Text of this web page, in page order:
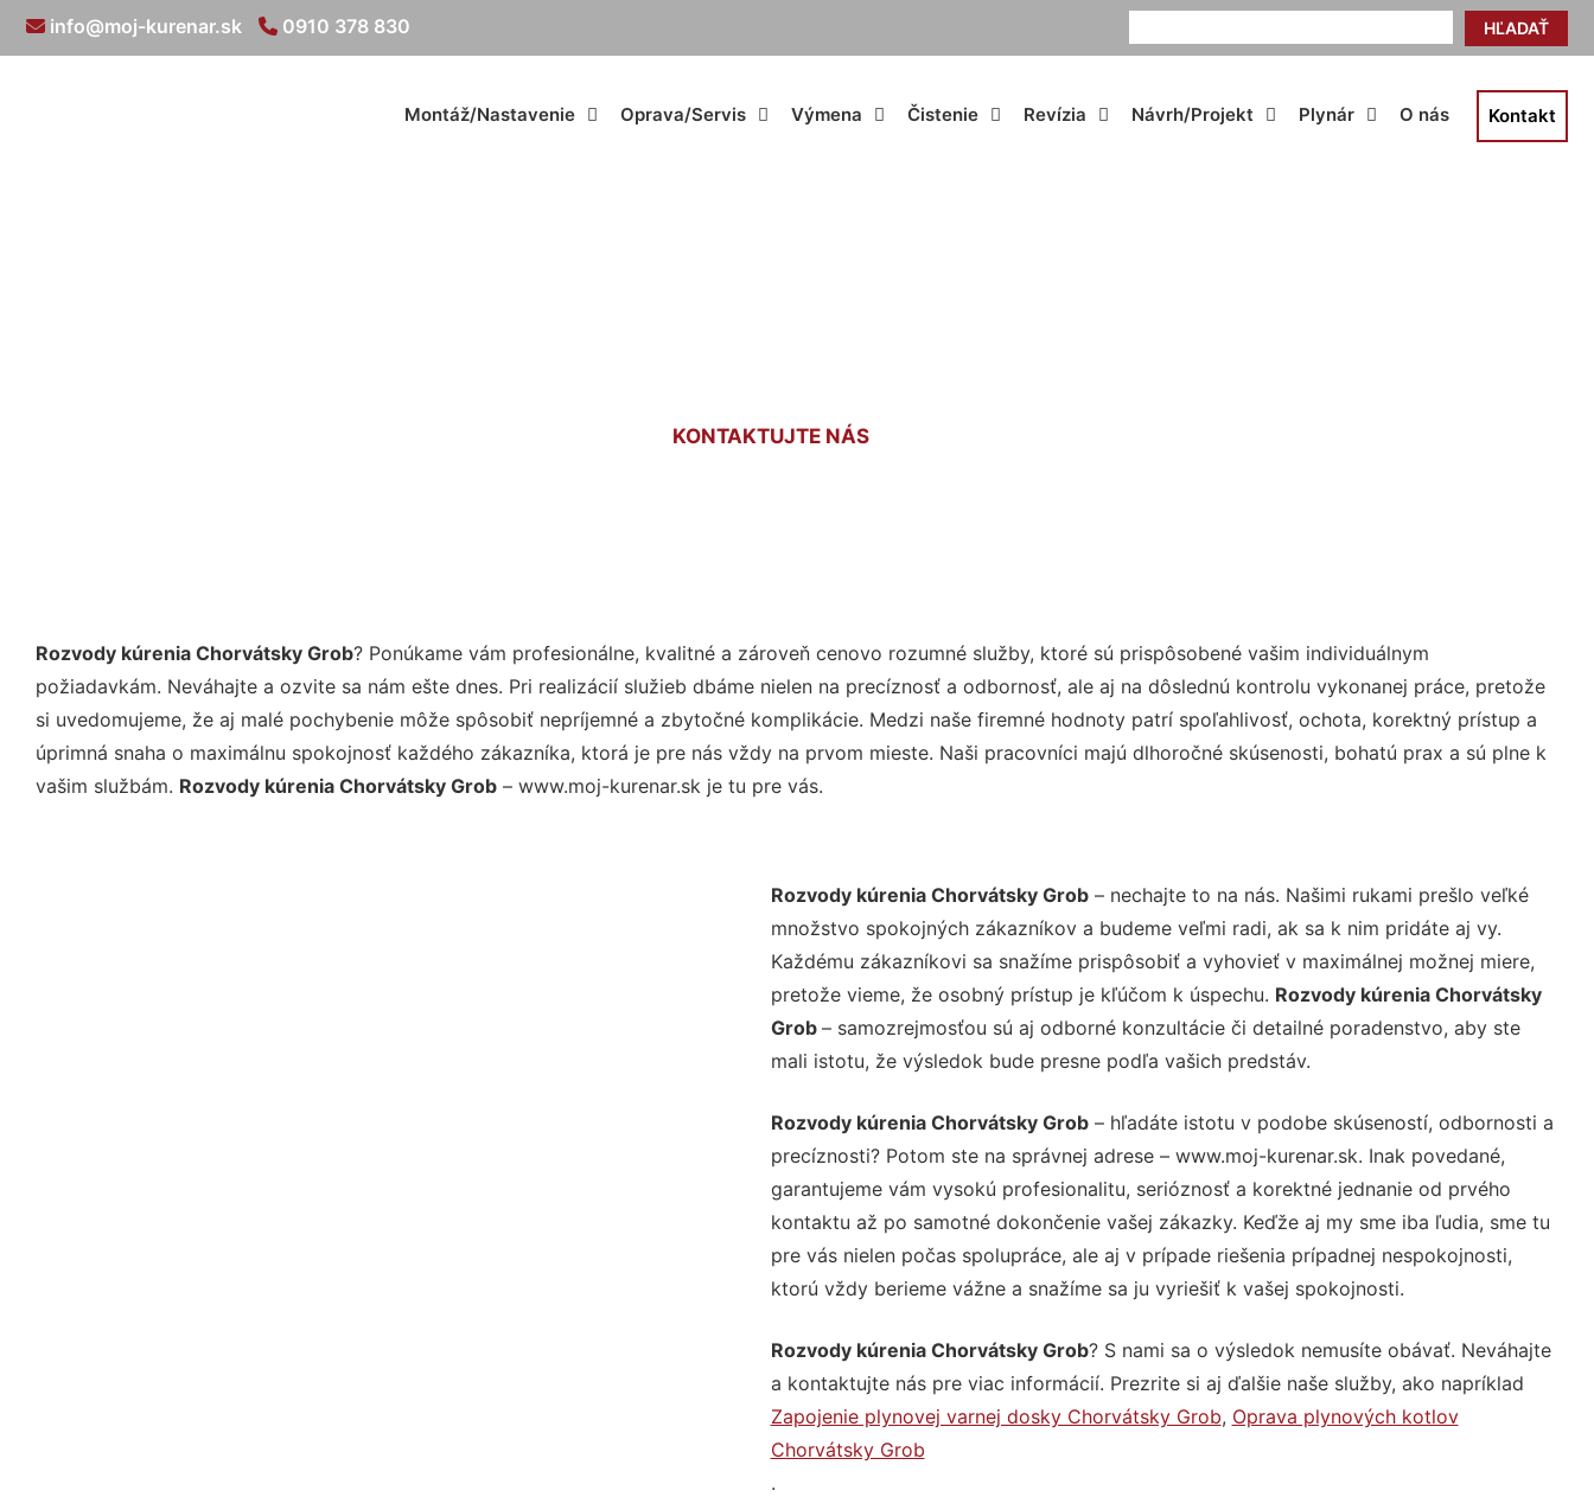
HĽADAŤ
info@moj-kurenar.sk 0910 378 830
Montáž/Nastavenie Oprava/Servis Výmena Čistenie Revízia Návrh/Projekt Plynár O nás Kontakt
KONTAKTUJTE NÁS
Rozvody kúrenia Chorvátsky Grob? Ponúkame vám profesionálne, kvalitné a zároveň cenovo rozumné služby, ktoré sú prispôsobené vašim individuálnym
požiadavkám. Neváhajte a ozvite sa nám ešte dnes. Pri realizácií služieb dbáme nielen na precíznosť a odbornosť, ale aj na dôslednú kontrolu vykonanej práce, pretože
si uvedomujeme, že aj malé pochybenie môže spôsobiť nepríjemné a zbytočné komplikácie. Medzi naše firemné hodnoty patrí spoľahlivosť, ochota, korektný prístup a
úprimná snaha o maximálnu spokojnosť každého zákazníka, ktorá je pre nás vždy na prvom mieste. Naši pracovníci majú dlhoročné skúsenosti, bohatú prax a sú plne k
vašim službám. Rozvody kúrenia Chorvátsky Grob – www.moj-kurenar.sk je tu pre vás.
Rozvody kúrenia Chorvátsky Grob– nechajte to na nás. Našimi rukami prešlo veľké
množstvo spokojných zákazníkov a budeme veľmi radi, ak sa k nim pridáte aj vy.
Každému zákazníkovi sa snažíme prispôsobiť a vyhovieť v maximálnej možnej miere,
pretože vieme, že osobný prístup je kľúčom k úspechu. Rozvody kúrenia Chorvátsky
Grob – samozrejmosťou sú aj odborné konzultácie či detailné poradenstvo, aby ste
mali istotu, že výsledok bude presne podľa vašich predstáv.
Rozvody kúrenia Chorvátsky Grob– hľadáte istotu v podobe skúseností, odbornosti a
precíznosti? Potom ste na správnej adrese – www.moj-kurenar.sk. Inak povedané,
garantujeme vám vysokú profesionalitu, serióznosť a korektné jednanie od prvého
kontaktu až po samotné dokončenie vašej zákazky. Keďže aj my sme iba ľudia, sme tu
pre vás nielen počas spolupráce, ale aj v prípade riešenia prípadnej nespokojnosti,
ktorú vždy berieme vážne a snažíme sa ju vyriešiť k vašej spokojnosti.
Rozvody kúrenia Chorvátsky Grob? S nami sa o výsledok nemusíte obávať. Neváhajte
a kontaktujte nás pre viac informácií. Prezrite si aj ďalšie naše služby, ako napríklad
Zapojenie plynovej varnej dosky Chorvátsky Grob, Oprava plynových kotlov
Chorvátsky Grob
.